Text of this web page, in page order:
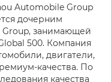
Automobile Group
дочерним
занимающей
500. Компания
двигатели,
качества. По
качества